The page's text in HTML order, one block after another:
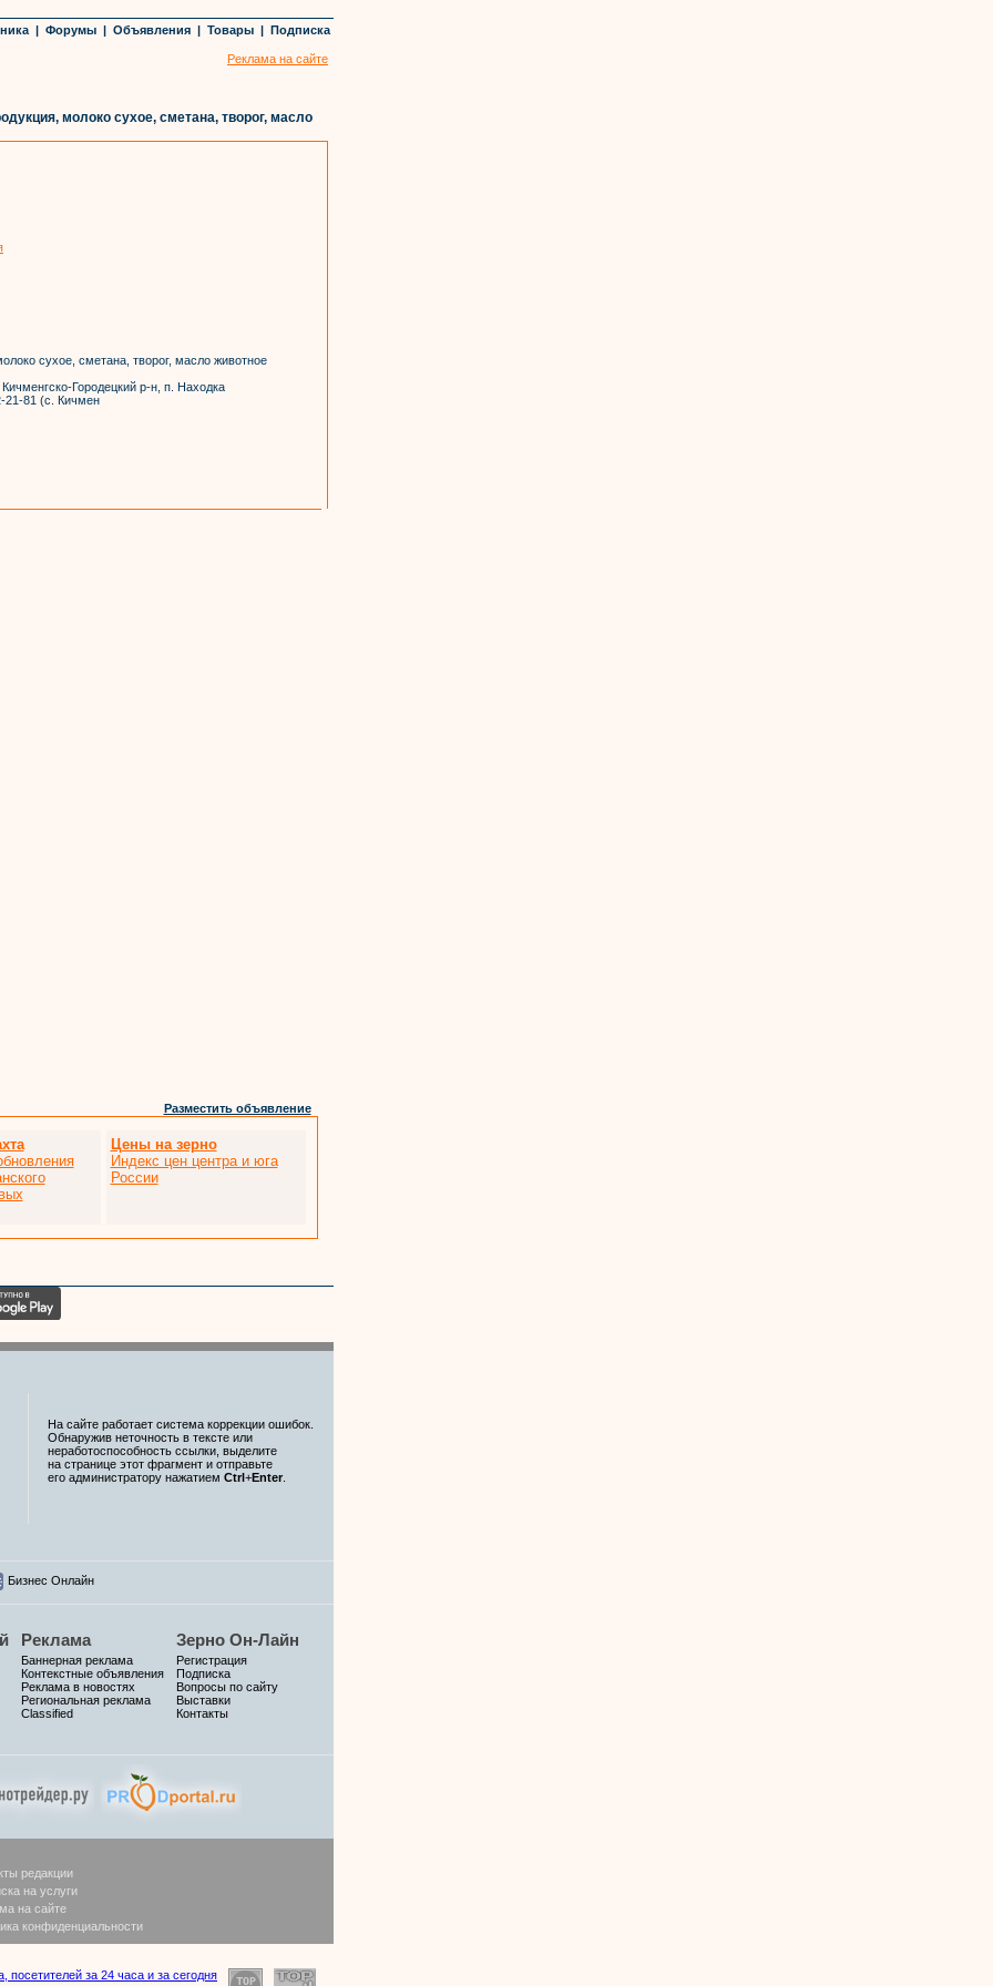
| Форумы | Объявления | Товары | Подписка
Реклама на сайте
молоко сухое, сметана, творог, масло
сухое, сметана, творог, масло животное
Городецкий р-н, п. Находка
21-81 (с. Кичмен
Разместить объявление
Цены на зерно
Индекс цен центра и юга
России
На сайте работает система коррекции ошибок.
Обнаружив неточность в тексте или
неработоспособность ссылки, выделите
на странице этот фрагмент и отправьте
его администратору нажатием Ctrl+Enter
Бизнес Онлайн
Реклама
Баннерная реклама
Контекстные объявления
Реклама в новостях
Региональная реклама
Classified
Зерно Он-Лайн
Регистрация
Подписка
Вопросы по сайту
Выставки
Контакты
редакции
на услуги
на сайте
конфиденциальности